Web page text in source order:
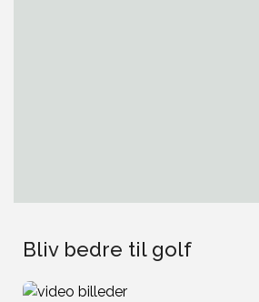
Bliv bedre til golf